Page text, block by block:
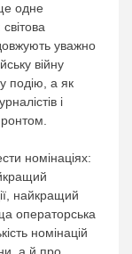
одне
уважно
війну
подію, а як
і
номінаціях:
найкращий
операторська
номінацій